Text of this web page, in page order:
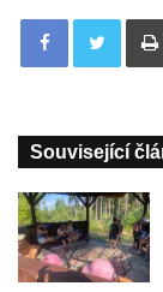
Související